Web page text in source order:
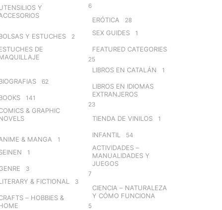
Y
Y ESTUCHES 2
DE
62
141
& GRAPHIC
& MANGA 1
1
3
& FICTIONAL 3
– HOBBIES &
6
ERÓTICA 28
SEX GUIDES 1
FEATURED CATEGORIES
25
LIBROS EN CATALÁN 1
LIBROS EN IDIOMAS
EXTRANJEROS
23
TIENDA DE VINILOS 1
INFANTIL 54
ACTIVIDADES –
MANUALIDADES Y
JUEGOS
7
CIENCIA – NATURALEZA
Y CÓMO FUNCIONA
5